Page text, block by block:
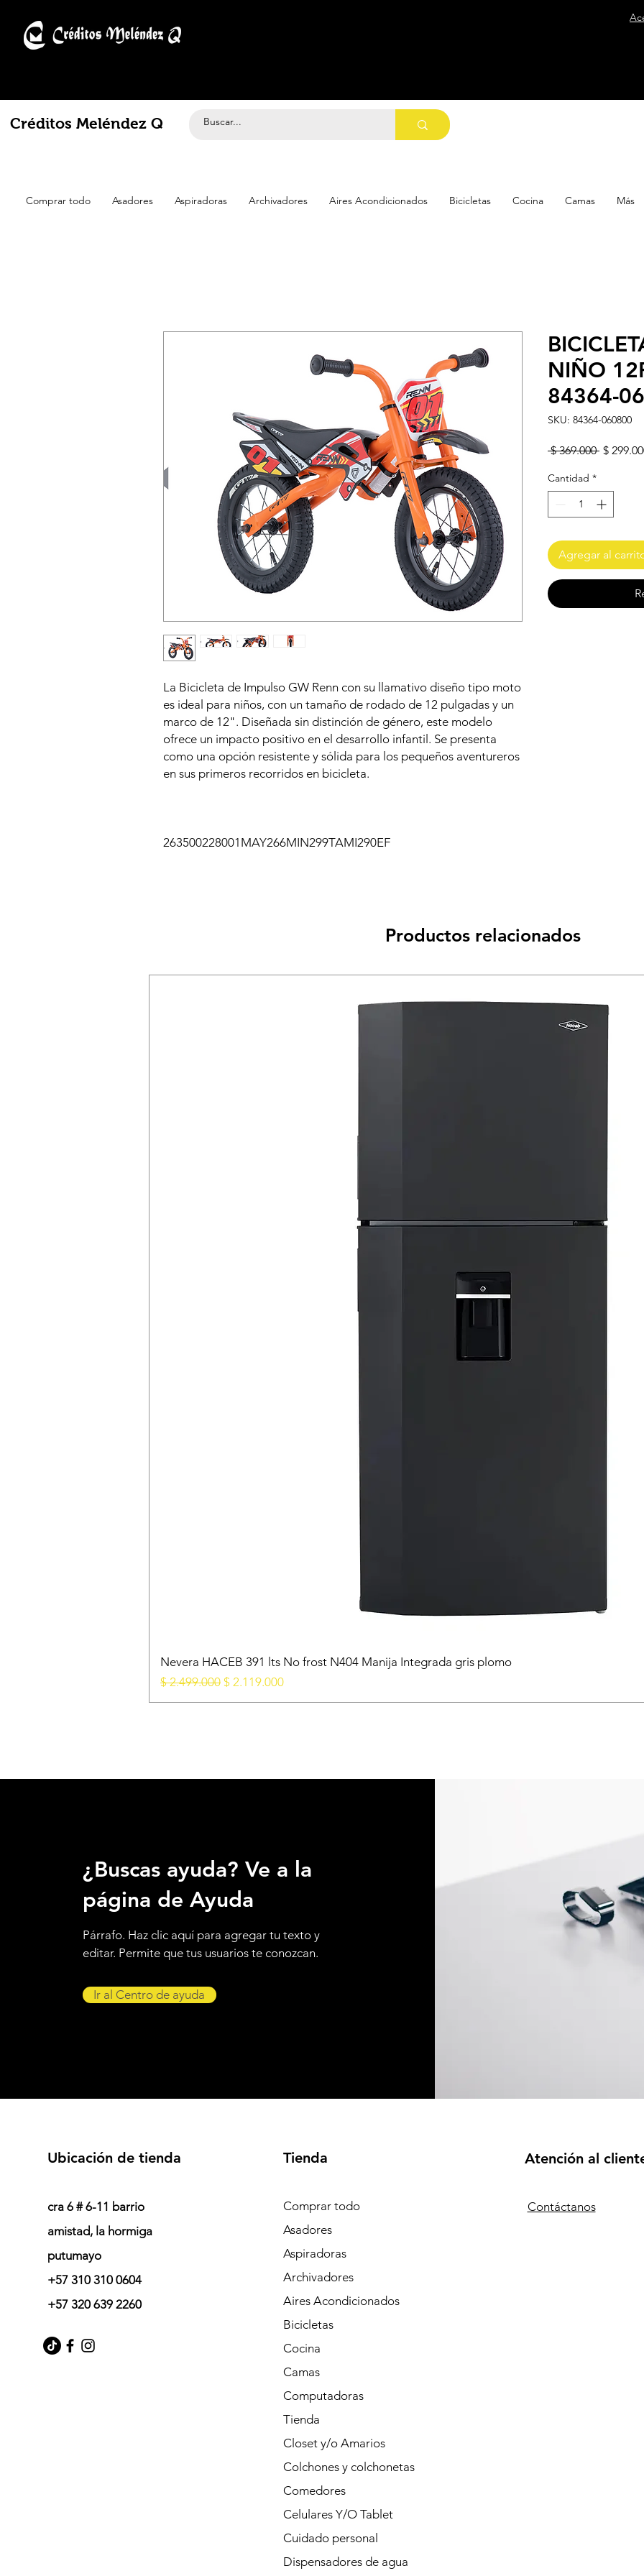
Créditos Meléndez Q
Comprar todo Asadores Aspiradoras Archivadores Aires Acondicionados Bicicletas Cocina Camas Más
La Bicicleta de Impulso GW Renn con su llamativo diseño tipo moto
es ideal para niños, con un tamaño de rodado de 12 pulgadas y un
marco de 12". Diseñada sin distinción de género, este modelo
ofrece un impacto positivo en el desarrollo infantil. Se presenta
como una opción resistente y sólida para los pequeños aventureros
en sus primeros recorridos en bicicleta.
263500228001MAY266MIN299TAMI290EF
NIÑO
84364-
SKU: 84364-060800
$ 369.000 Precio
$
Cantidad *
Agregar al
Productos relacionados
Nevera HACEB 391 lts No frost N404 Manija Integrada gris plomo
Precio
$ 2.499.000 Precio de oferta
$ 2.119.000
¿Buscas ayuda? Ve a la
página de Ayuda
Párrafo. Haz clic aquí para agregar tu texto y
editar. Permite que tus usuarios te conozcan.
Ir al Centro de ayuda
Ubicación de tienda
cra 6 # 6-11 barrio
amistad, la hormiga
putumayo
+57 310 310 0604
+57 320 639 2260
Tienda
Comprar todo
Asadores
Aspiradoras
Archivadores
Aires Acondicionados
Bicicletas
Cocina
Camas
Computadoras
Tienda
Closet y/o Amarios
Colchones y colchonetas
Comedores
Celulares Y/O Tablet
Cuidado personal
Dispensadores de agua
Atención al
Contáctanos